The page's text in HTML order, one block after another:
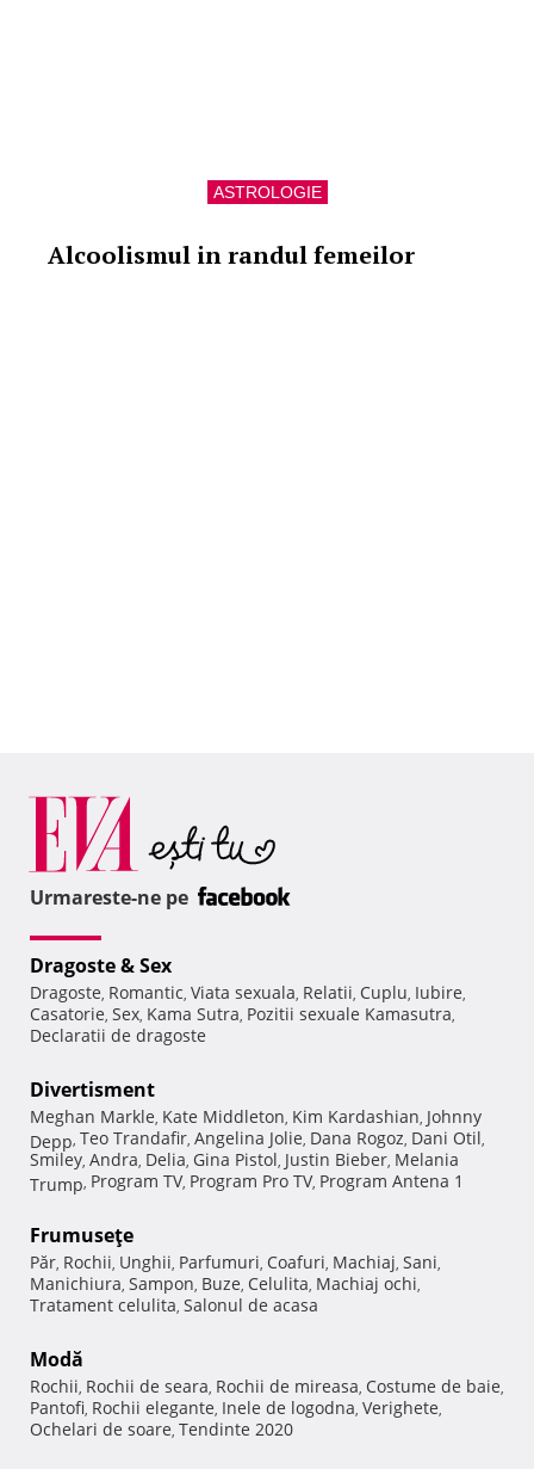
ASTROLOGIE
Alcoolismul in randul femeilor
Urmareste-ne pe
Dragoste & Sex
Dragoste, Romantic, Viata sexuala, Relatii, Cuplu, Iubire,
Casatorie, Sex, Kama Sutra, Pozitii sexuale Kamasutra,
Declaratii de dragoste
Divertisment
Meghan Markle, Kate Middleton, Kim Kardashian, Johnny
Depp, Teo Trandafir, Angelina Jolie, Dana Rogoz, Dani Otil,
Smiley, Andra, Delia, Gina Pistol, Justin Bieber, Melania
Trump, Program TV, Program Pro TV, Program Antena 1
Frumuseţe
Păr, Rochii, Unghii, Parfumuri, Coafuri, Machiaj, Sani,
Manichiura, Sampon, Buze, Celulita, Machiaj ochi,
Tratament celulita, Salonul de acasa
Modă
Rochii, Rochii de seara, Rochii de mireasa, Costume de baie,
Pantofi, Rochii elegante, Inele de logodna, Verighete,
Ochelari de soare, Tendinte 2020